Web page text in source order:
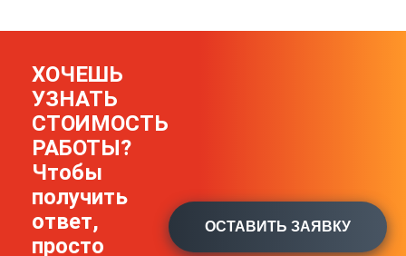
ХОЧЕШЬ
УЗНАТЬ
СТОИМОСТЬ
РАБОТЫ?
Чтобы
получить
ответ,
просто
ОСТАВИТЬ ЗАЯВКУ